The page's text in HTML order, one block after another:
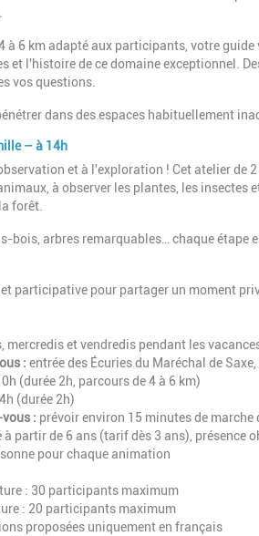
à 6 km adapté aux participants, votre
et l'histoire de ce domaine exceptionnel.
vos questions.
dans des espaces habituellement
– à 14h
et à l'exploration ! Cet atelier de
à observer les plantes, les insectes
forêt.
bois, arbres remarquables… chaque
participative pour partager un moment
mercredis et vendredis pendant les
: entrée des Écuries du Maréchal de
(durée 2h, parcours de 4 à 6 km)
(durée 2h)
: prévoir environ 15 minutes de marche
à partir de 6 ans (tarif dès 3 ans), présence
pour chaque animation
: 30 participants maximum
: 20 participants maximum
proposées uniquement en français